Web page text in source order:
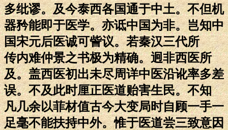
多纰谬。及今泰西各国通于中土。不但机
器矜能即于医学。亦诋中国为非。岂知中
国宋元后医诚可訾议。若秦汉三代所
传内难仲景之书极为精确。迥非西医所
及。盖西医初出未尽周详中医沿讹率多差
误。不及此时厘正医道贻害生民。不知
凡几余以菲材值古今大变局时自顾一手一
足毫不能扶持中外。惟于医道尝三致意因